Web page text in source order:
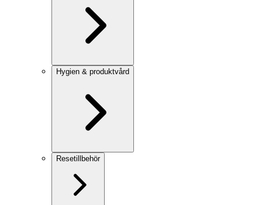
Hygien & produktvård
Resetillbehör